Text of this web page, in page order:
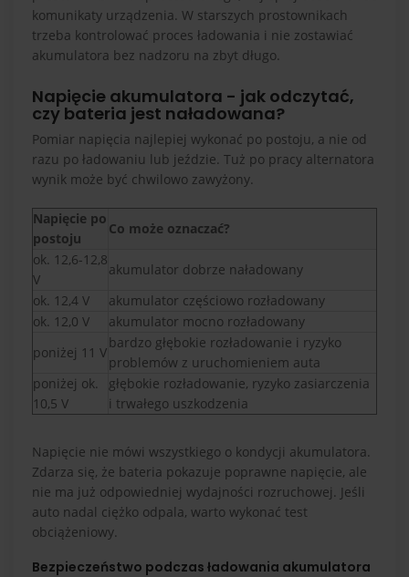
komunikaty urządzenia. W starszych prostownikach
trzeba kontrolować proces ładowania i nie zostawiać
akumulatora bez nadzoru na zbyt długo.
Napięcie akumulatora - jak odczytać,
czy bateria jest naładowana?
Pomiar napięcia najlepiej wykonać po postoju, a nie od
razu po ładowaniu lub jeździe. Tuż po pracy alternatora
wynik może być chwilowo zawyżony.
Napięcie po
postoju
Co może oznaczać?
ok. 12,6-12,8
V
akumulator dobrze naładowany
ok. 12,4 V
akumulator częściowo rozładowany
ok. 12,0 V
akumulator mocno rozładowany
poniżej 11 V
bardzo głębokie rozładowanie i ryzyko
problemów z uruchomieniem auta
poniżej ok.
10,5 V
głębokie rozładowanie, ryzyko zasiarczenia
i trwałego uszkodzenia
Napięcie nie mówi wszystkiego o kondycji akumulatora.
Zdarza się, że bateria pokazuje poprawne napięcie, ale
nie ma już odpowiedniej wydajności rozruchowej. Jeśli
auto nadal ciężko odpala, warto wykonać test
obciążeniowy.
Bezpieczeństwo podczas ładowania akumulatora